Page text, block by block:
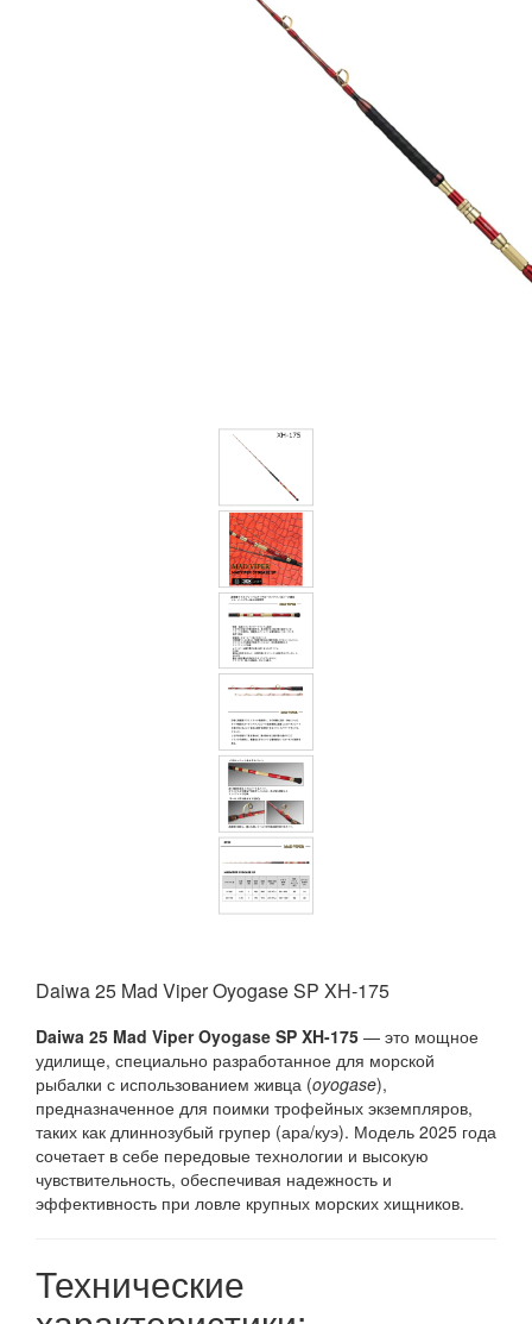
Daiwa 25 Mad Viper Oyogase SP XH-175
Daiwa 25 Mad Viper Oyogase SP XH-175 — это мощное
удилище, специально разработанное для морской
рыбалки с использованием живца (oyogase),
предназначенное для поимки трофейных экземпляров,
таких как длиннозубый групер (ара/куэ). Модель 2025 года
сочетает в себе передовые технологии и высокую
чувствительность, обеспечивая надежность и
эффективность при ловле крупных морских хищников.
Технические